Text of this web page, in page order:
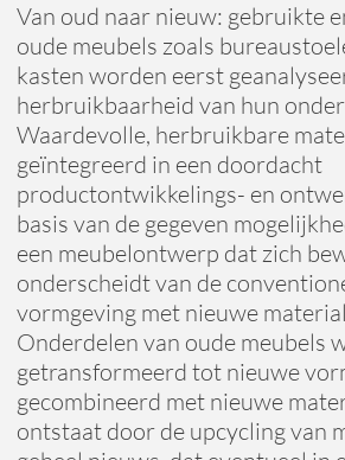
Van oud naar nieuw: gebruikte
oude meubels zoals
kasten worden eerst
herbruikbaarheid van hun
Waardevolle, herbruikbare
geïntegreerd in een doordacht
productontwikkelings- en
basis van de gegeven
een meubelontwerp dat zich
onderscheidt van de
vormgeving met nieuwe
Onderdelen van oude meubels
getransformeerd tot nieuwe
gecombineerd met nieuwe
ontstaat door de upcycling van